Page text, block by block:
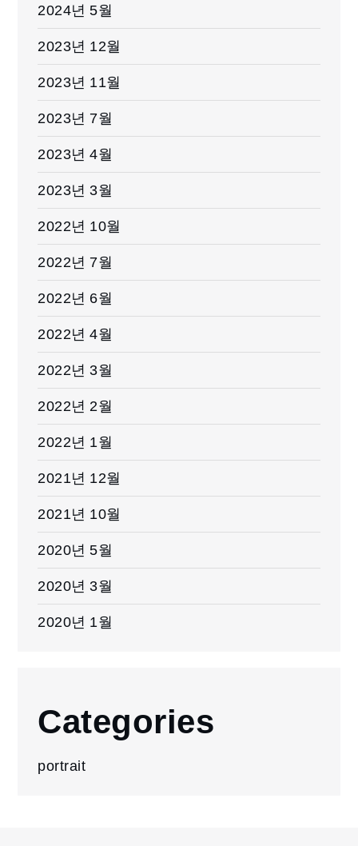
2024년 5월
2023년 12월
2023년 11월
2023년 7월
2023년 4월
2023년 3월
2022년 10월
2022년 7월
2022년 6월
2022년 4월
2022년 3월
2022년 2월
2022년 1월
2021년 12월
2021년 10월
2020년 5월
2020년 3월
2020년 1월
Categories
portrait